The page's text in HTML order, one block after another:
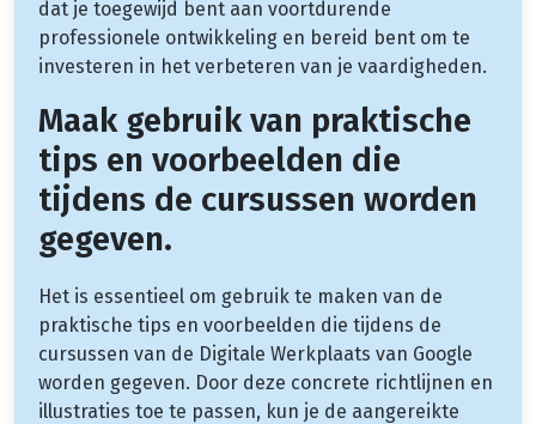
dat je toegewijd bent aan voortdurende
professionele ontwikkeling en bereid bent om te
investeren in het verbeteren van je vaardigheden.
Maak gebruik van praktische
tips en voorbeelden die
tijdens de cursussen worden
gegeven.
Het is essentieel om gebruik te maken van de
praktische tips en voorbeelden die tijdens de
cursussen van de Digitale Werkplaats van Google
worden gegeven. Door deze concrete richtlijnen en
illustraties toe te passen, kun je de aangereikte